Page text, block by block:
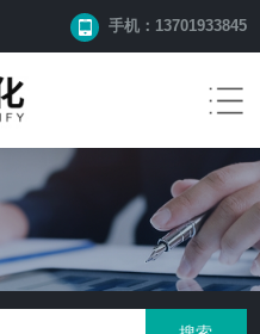
手机：13701933845